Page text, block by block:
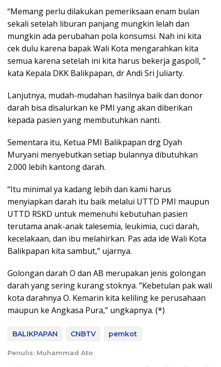
“Memang perlu dilakukan pemeriksaan enam bulan
sekali setelah liburan panjang mungkin lelah dan
mungkin ada perubahan pola konsumsi. Nah ini kita
cek dulu karena bapak Wali Kota mengarahkan kita
semua karena setelah ini kita harus bekerja gaspoll, ”
kata Kepala DKK Balikpapan, dr Andi Sri Juliarty.
Lanjutnya, mudah-mudahan hasilnya baik dan donor
darah bisa disalurkan ke PMI yang akan diberikan
kepada pasien yang membutuhkan nanti.
Sementara itu, Ketua PMI Balikpapan drg Dyah
Muryani menyebutkan setiap bulannya dibutuhkan
2.000 lebih kantong darah.
“Itu minimal ya kadang lebih dan kami harus
menyiapkan darah itu baik melalui UTTD PMI maupun
UTTD RSKD untuk memenuhi kebutuhan pasien
terutama anak-anak talesemia, leukimia, cuci darah,
kecelakaan, dan ibu melahirkan. Pas ada ide Wali Kota
Balikpapan kita sambut,” ujarnya.
Golongan darah O dan AB merupakan jenis golongan
darah yang sering kurang stoknya. ”Kebetulan pak wali
kota darahnya O. Kemarin kita keliling ke perusahaan
maupun ke Angkasa Pura,” ungkapnya. (*)
BALIKPAPAN CNBTV pemkot
Penulis: Muhammad Ato